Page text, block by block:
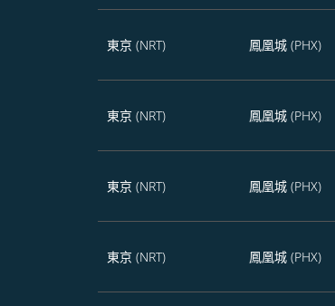
東京 (NRT) 鳳凰城 (PHX)
東京 (NRT) 鳳凰城 (PHX)
東京 (NRT) 鳳凰城 (PHX)
東京 (NRT) 鳳凰城 (PHX)